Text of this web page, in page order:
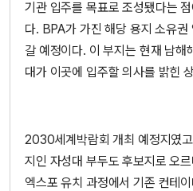
기관 입주를 목표로 조성됐다는
다. BPA가 가진 해당 용지 소유권
갈 예정이다. 이 부지는 현재 남해
대가 이곳에 입주할 의사를 밝힌
2030세계박람회 개최 예정지였
지인 자성대 부두도 후보지로 오
엑스포 유치 과정에서 기존 컨테